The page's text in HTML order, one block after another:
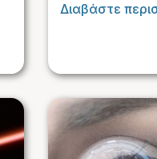
Διαβάστε